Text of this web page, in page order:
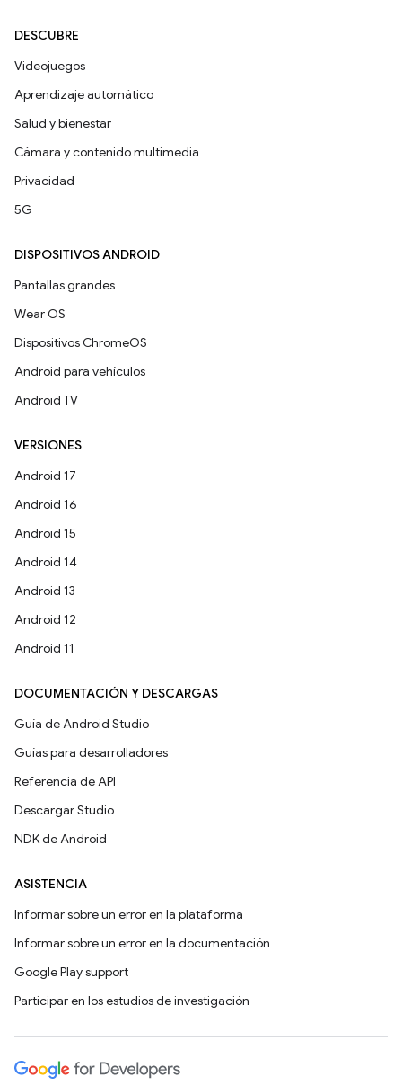
DESCUBRE
Videojuegos
Aprendizaje automático
Salud y bienestar
Cámara y contenido multimedia
Privacidad
5G
DISPOSITIVOS ANDROID
Pantallas grandes
Wear OS
Dispositivos ChromeOS
Android para vehículos
Android TV
VERSIONES
Android 17
Android 16
Android 15
Android 14
Android 13
Android 12
Android 11
DOCUMENTACIÓN Y DESCARGAS
Guía de Android Studio
Guías para desarrolladores
Referencia de API
Descargar Studio
NDK de Android
ASISTENCIA
Informar sobre un error en la plataforma
Informar sobre un error en la documentación
Google Play support
Participar en los estudios de investigación